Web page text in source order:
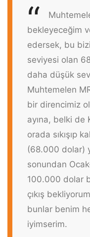
bekleyeceğim
edersek, bu
seviyesi olan
daha düşük
Muhtemelen
bir direncimiz
ayına, belki de
orada sıkışıp
(68.000 dolar)
sonundan
100.000 dolar
çıkış
bunlar benim
iyimserim.